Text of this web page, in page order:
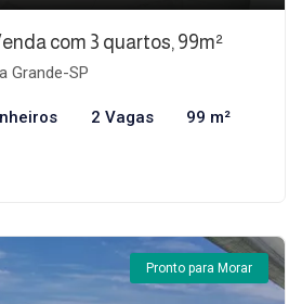
com 3 quartos, 99m²
Grande-SP
2 Vagas 99 m²
Pronto para Morar